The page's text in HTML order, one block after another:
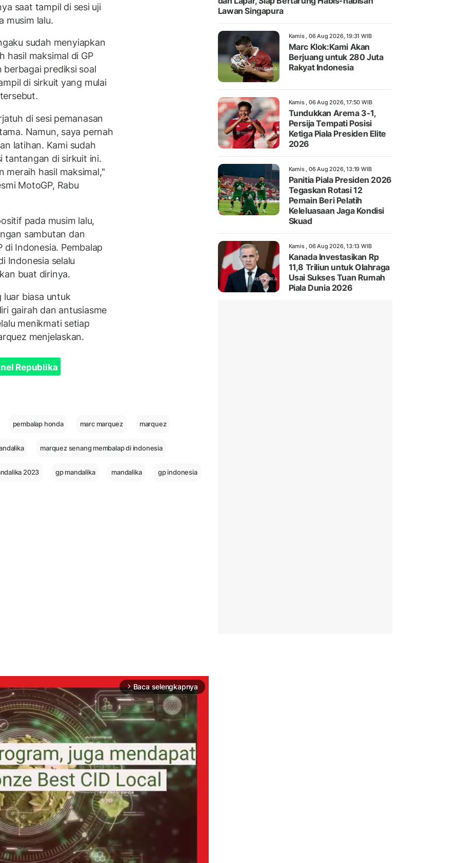
saat tampil di sesi uji
musim lalu.
sudah menyiapkan
hasil maksimal di GP
berbagai prediksi soal
di sirkuit yang mulai
di sesi pemanasan
Namun, saya pernah
latihan. Kami sudah
tantangan di sirkuit ini.
meraih hasil maksimal,''
MotoGP, Rabu
pada musim lalu,
sambutan dan
di Indonesia. Pembalap
Indonesia selalu
buat dirinya.
luar biasa untuk
gairah dan antusiasme
menikmati setiap
menjelaskan.
Republika
pembalap honda marc marquez marquez
marquez senang membalap di indonesia
2023 gp mandalika mandalika gp indonesia
arrow_forward_ios Baca selengkapnya
Lawan Singapura
Kamis , 06 Aug 2026, 19:31 WIB
Marc Klok:Kami Akan
Berjuang untuk 280 Juta
Rakyat Indonesia
Kamis , 06 Aug 2026, 17:50 WIB
Tundukkan Arema 3-1,
Persija Tempati Posisi
Ketiga Piala Presiden Elite
2026
Kamis , 06 Aug 2026, 13:19 WIB
Panitia Piala Presiden 2026
Tegaskan Rotasi 12
Pemain Beri Pelatih
Keleluasaan Jaga Kondisi
Skuad
Kamis , 06 Aug 2026, 13:13 WIB
Kanada Investasikan Rp
11,8 Triliun untuk Olahraga
Usai Sukses Tuan Rumah
Piala Dunia 2026